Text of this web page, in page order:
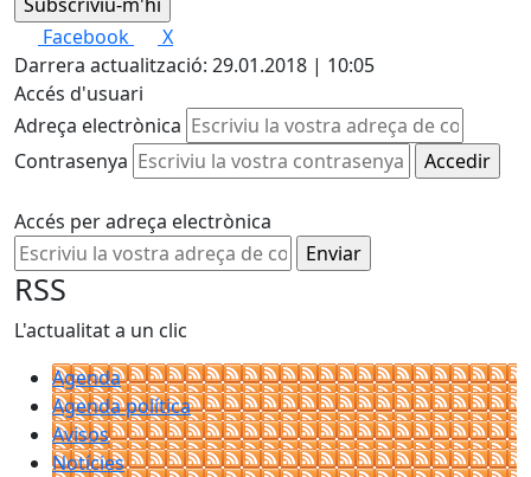
Facebook
X
Darrera actualització: 29.01.2018 | 10:05
Accés d'usuari
Adreça electrònica
Contrasenya
Accés per adreça electrònica
RSS
L'actualitat a un clic
Agenda
Agenda política
Avisos
Notícies